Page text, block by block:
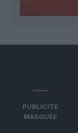
PUBLICITÉ
MASQUÉE